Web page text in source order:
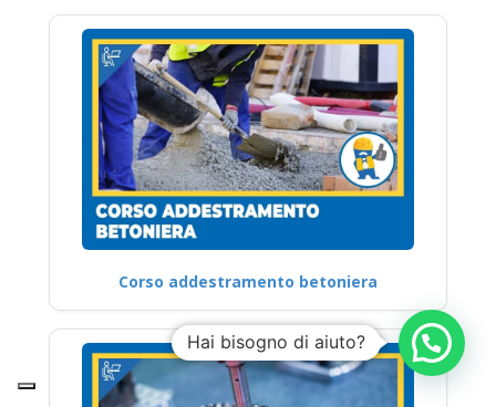
Corso addestramento betoniera
Hai bisogno di aiuto?